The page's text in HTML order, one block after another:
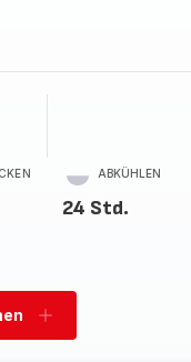
ABKÜHLEN
24 Std.
Personen